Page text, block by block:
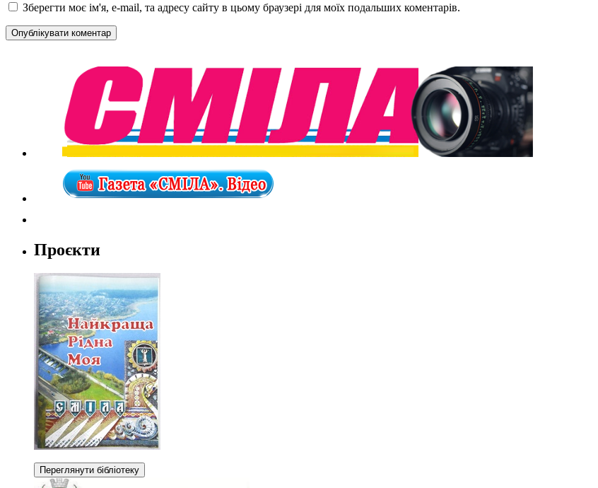
Зберегти моє ім'я, e-mail, та адресу сайту в цьому браузері для моїх подальших коментарів.
Проєкти